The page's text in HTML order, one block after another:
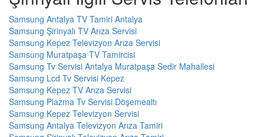
Samsung Antalya TV Tamiri Antalya
Samsung Şirinyalı TV Arıza Servisi
Samsung Kepez Televizyon Arıza Servisi
Samsung Muratpaşa TV Tamircisi
Samsung Tv Servisi Antalya Muratpaşa Sedir Mahallesi
Samsung Lcd Tv Servisi Kepez
Samsung Kepez TV Arıza Servisi
Samsung Plazma Tv Servisi Döşemealtı
Samsung Kepez Televizyon Servisi
Samsung Antalya Televizyon Arıza Tamiri